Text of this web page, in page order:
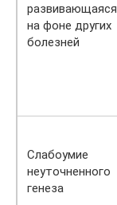
развивающаяся
на фоне других
болезней
Слабоумие
неуточненного
генеза